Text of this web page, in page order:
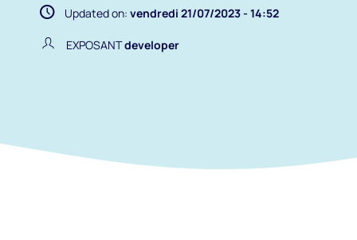
Updated on: vendredi 21/07/2023 - 14:52
EXPOSANTdeveloper